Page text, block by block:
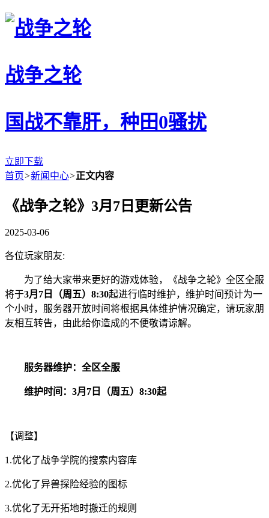
战争之轮
国战不靠肝，种田0骚扰
立即下载
首页>新闻中心>正文内容
《战争之轮》3月7日更新公告
2025-03-06
各位玩家朋友:
为了给大家带来更好的游戏体验，《战争之轮》全区全服
将于3月7日（周五）8:30起进行临时维护，维护时间预计为一
个小时，服务器开放时间将根据具体维护情况确定，请玩家朋
友相互转告，由此给你造成的不便敬请谅解。
服务器维护：全区全服
维护时间：3月7日（周五）8:30起
【调整】
1.优化了战争学院的搜索内容库
2.优化了异兽探险经验的图标
3.优化了无开拓地时搬迁的规则